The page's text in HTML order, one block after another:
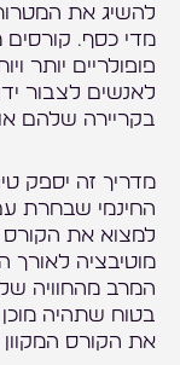
להשיג את
מדי כסף. קורסים
פופולריים יותר
לאנשים לצבור
בקריירה שלהם
מדריך זה יספק
החינמי שבחרת
למצוא את
מוטיבציה לאורך
המרב מהחוויה
בטוח שתהיה
את הקורס